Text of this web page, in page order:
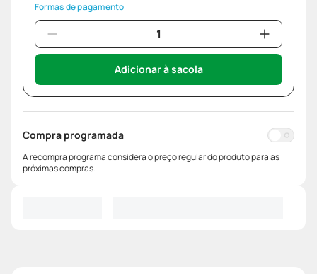
Formas de pagamento
Adicionar à sacola
Compra programada
A recompra programa considera o preço regular do produto para as
próximas compras.